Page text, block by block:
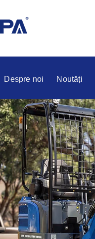
Despre noi Noutăți